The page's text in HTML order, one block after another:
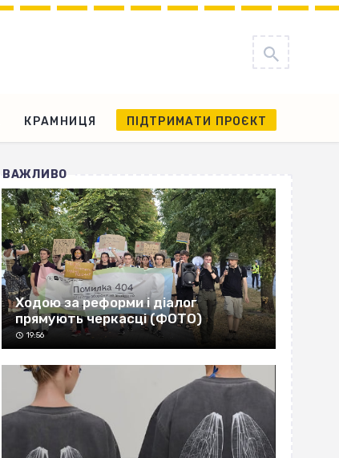
КРАМНИЦЯ ПІДТРИМАТИ ПРОЄКТ
ВАЖЛИВО
Ходою за реформи і діалог
прямують черкасці (ФОТО)
19:56